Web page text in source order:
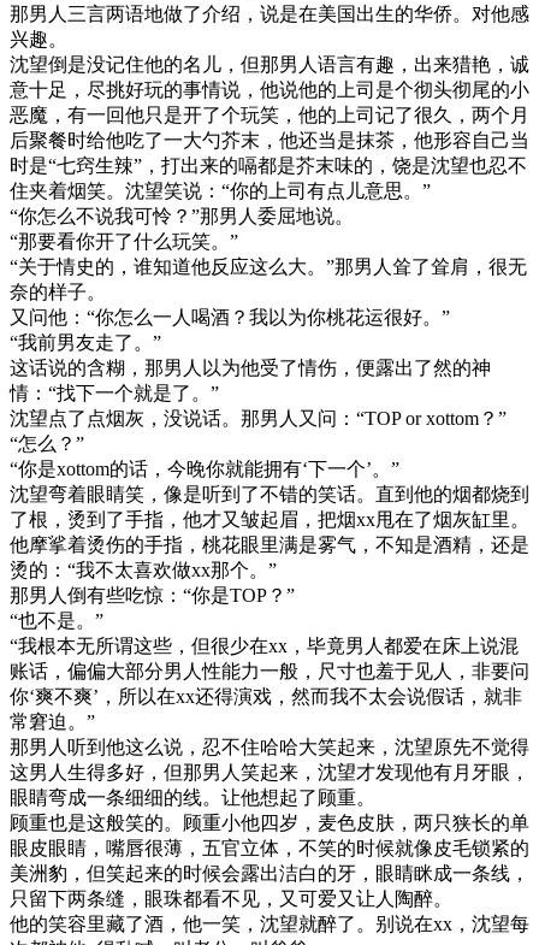
那男人三言两语地做了介绍，说是在美国出生的华侨。对他感
兴趣。
沈望倒是没记住他的名儿，但那男人语言有趣，出来猎艳，诚
意十足，尽挑好玩的事情说，他说他的上司是个彻头彻尾的小
恶魔，有一回他只是开了个玩笑，他的上司记了很久，两个月
后聚餐时给他吃了一大勺芥末，他还当是抹茶，他形容自己当
时是“七窍生辣”，打出来的嗝都是芥末味的，饶是沈望也忍不
住夹着烟笑。沈望笑说：“你的上司有点儿意思。”
“你怎么不说我可怜？”那男人委屈地说。
“那要看你开了什么玩笑。”
“关于情史的，谁知道他反应这么大。”那男人耸了耸肩，很无
奈的样子。
又问他：“你怎么一人喝酒？我以为你桃花运很好。”
“我前男友走了。”
这话说的含糊，那男人以为他受了情伤，便露出了然的神
情：“找下一个就是了。”
沈望点了点烟灰，没说话。那男人又问：“TOP or xottom？”
“怎么？”
“你是xottom的话，今晚你就能拥有‘下一个’。”
沈望弯着眼睛笑，像是听到了不错的笑话。直到他的烟都烧到
了根，烫到了手指，他才又皱起眉，把烟xx甩在了烟灰缸里。
他摩挲着烫伤的手指，桃花眼里满是雾气，不知是酒精，还是
烫的：“我不太喜欢做xx那个。”
那男人倒有些吃惊：“你是TOP？”
“也不是。”
“我根本无所谓这些，但很少在xx，毕竟男人都爱在床上说混
账话，偏偏大部分男人性能力一般，尺寸也羞于见人，非要问
你‘爽不爽’，所以在xx还得演戏，然而我不太会说假话，就非
常窘迫。”
那男人听到他这么说，忍不住哈哈大笑起来，沈望原先不觉得
这男人生得多好，但那男人笑起来，沈望才发现他有月牙眼，
眼睛弯成一条细细的线。让他想起了顾重。
顾重也是这般笑的。顾重小他四岁，麦色皮肤，两只狭长的单
眼皮眼睛，嘴唇很薄，五官立体，不笑的时候就像皮毛锁紧的
美洲豹，但笑起来的时候会露出洁白的牙，眼睛眯成一条线，
只留下两条缝，眼珠都看不见，又可爱又让人陶醉。
他的笑容里藏了酒，他一笑，沈望就醉了。别说在xx，沈望每